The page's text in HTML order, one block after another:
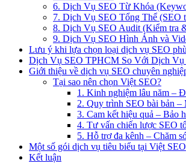
6. Dịch Vụ SEO Từ Khóa
7. Dịch Vụ SEO Tổng Thể (SEO
8. Dịch Vụ SEO Audit (Kiểm tra
9. Dịch Vụ SEO Hình Ảnh và
Lưu ý khi lựa chọn loại dịch vụ SEO
Dịch Vụ SEO TPHCM So Với Dịch Vụ
Giới thiệu về dịch vụ SEO chuyên
Tại sao nên chọn Việt SEO?
1. Kinh nghiệm lâu năm –
2. Quy trình SEO bài bản –
3. Cam kết hiệu quả – Bảo
4. Tư vấn chiến lược SEO
5. Hỗ trợ đa kênh – Chăm
Một số gói dịch vụ tiêu biểu tại Việt SEO
Kết luận